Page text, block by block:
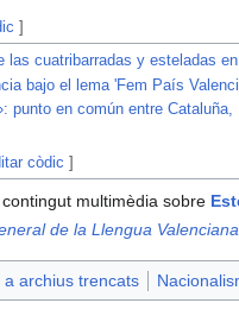
]
las cuatribarradas y esteladas
bajo el lema 'Fem País
punto en común entre
còdic ]
multimèdia sobre
de la Llengua Valenciana
archius trencats